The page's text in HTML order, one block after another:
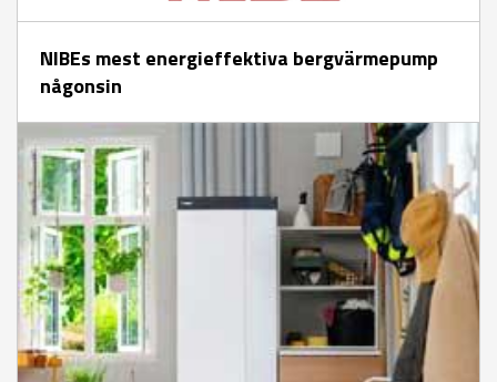
NIBEs mest energieffektiva bergvärmepump
någonsin